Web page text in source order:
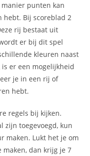
punten kan
hebt. Bij scoreblad 2
rij bestaat uit
er bij dit spel
kleuren naast
er een mogelijkheid
je in een rij of
hebt.
regels bij kijken.
zijn toegevoegd, kun
maken. Lukt het je om
maken, dan krijg je 7